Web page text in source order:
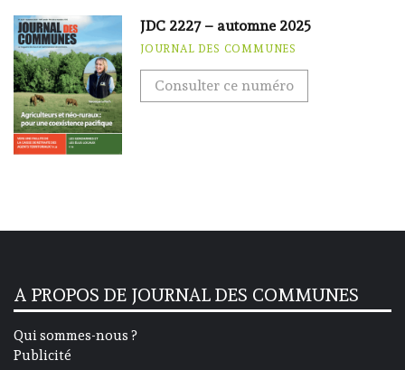
JDC 2227 – automne 2025
JOURNAL DES COMMUNES
Consulter ce numéro
A PROPOS DE JOURNAL DES COMMUNES
Qui sommes-nous ?
Publicité